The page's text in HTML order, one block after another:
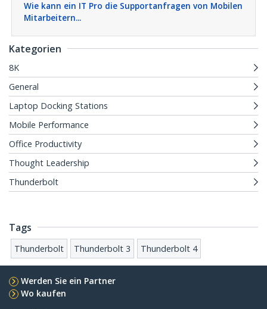
Wie kann ein IT Pro die Supportanfragen von Mobilen
Mitarbeitern...
Kategorien
8K
General
Laptop Docking Stations
Mobile Performance
Office Productivity
Thought Leadership
Thunderbolt
Tags
Thunderbolt Thunderbolt 3 Thunderbolt 4
Werden Sie ein Partner
Wo kaufen